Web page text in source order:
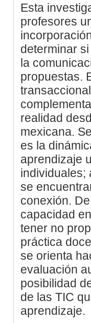
Esta
profesores
determinar
la
propuestas.
realidad
mexicana.
es la
aprendizaje
individuales;
se
conexión.
capacidad
tener no
práctica
se orienta
evaluación
posibilidad
de las TIC
aprendizaje.